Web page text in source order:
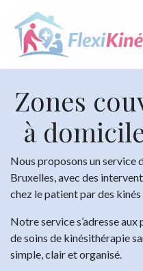
Zones
à
Nous proposons un service
Bruxelles, avec des
chez le patient par des
Notre service s’adresse
de soins de kinésithérapie
simple, clair et organisé.